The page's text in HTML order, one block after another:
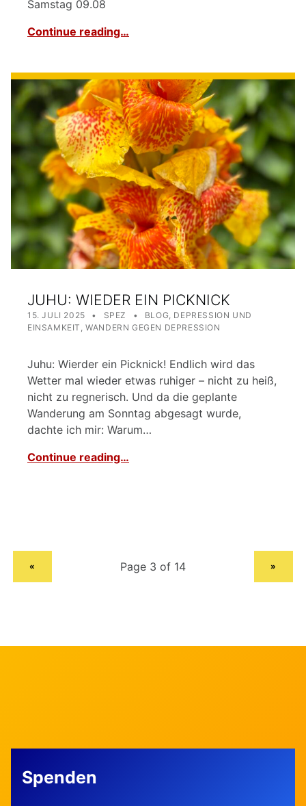
Samstag 09.08
Continue reading…
JUHU: WIEDER EIN PICKNICK
POSTED ON:
15. JULI 2025
WRITTEN BY:
SPEZ CATEGORIZED IN:
BLOG, DEPRESSION UND
EINSAMKEIT ,WANDERN GEGEN DEPRESSION
Juhu: Wierder ein Picknick! Endlich wird das
Wetter mal wieder etwas ruhiger – nicht zu heiß,
nicht zu regnerisch. Und da die geplante
Wanderung am Sonntag abgesagt wurde,
dachte ich mir: Warum…
Continue reading…
« »
Spenden